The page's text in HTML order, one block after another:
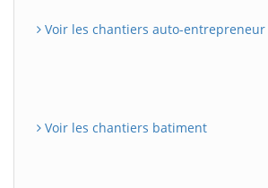
Voir les chantiers auto-entrepreneur
Voir les chantiers batiment